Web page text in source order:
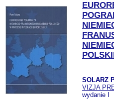
SOLARZ
VIZJA
wydanie I